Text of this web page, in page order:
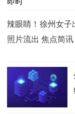
辣眼睛！徐州女子
照片流出 焦点简讯